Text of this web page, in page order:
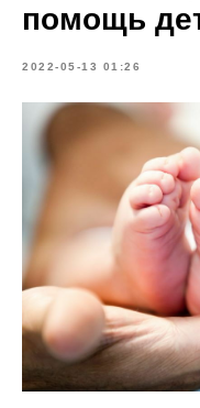
помощь
2022-05-13 01:26